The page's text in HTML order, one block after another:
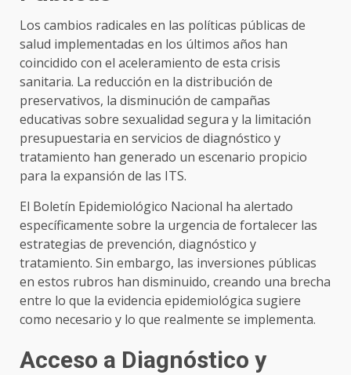
Los cambios radicales en las políticas públicas de
salud implementadas en los últimos años han
coincidido con el aceleramiento de esta crisis
sanitaria. La reducción en la distribución de
preservativos, la disminución de campañas
educativas sobre sexualidad segura y la limitación
presupuestaria en servicios de diagnóstico y
tratamiento han generado un escenario propicio
para la expansión de las ITS.
El Boletín Epidemiológico Nacional ha alertado
específicamente sobre la urgencia de fortalecer las
estrategias de prevención, diagnóstico y
tratamiento. Sin embargo, las inversiones públicas
en estos rubros han disminuido, creando una brecha
entre lo que la evidencia epidemiológica sugiere
como necesario y lo que realmente se implementa.
Acceso a Diagnóstico y